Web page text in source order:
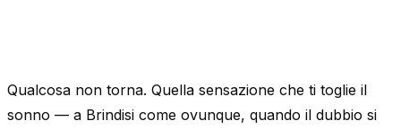
Qualcosa non torna. Quella sensazione che ti toglie il
sonno — a Brindisi come ovunque, quando il dubbio si